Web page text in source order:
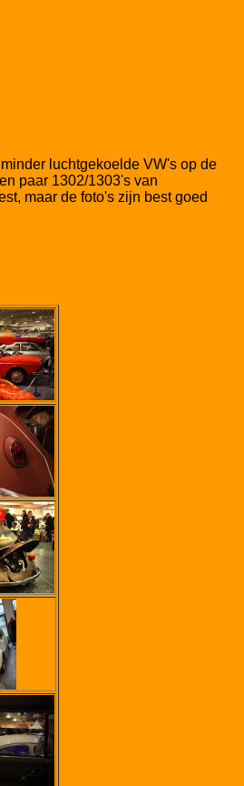
luchtgekoelde VW's op de
paar 1302/1303's van
maar de foto's zijn best goed